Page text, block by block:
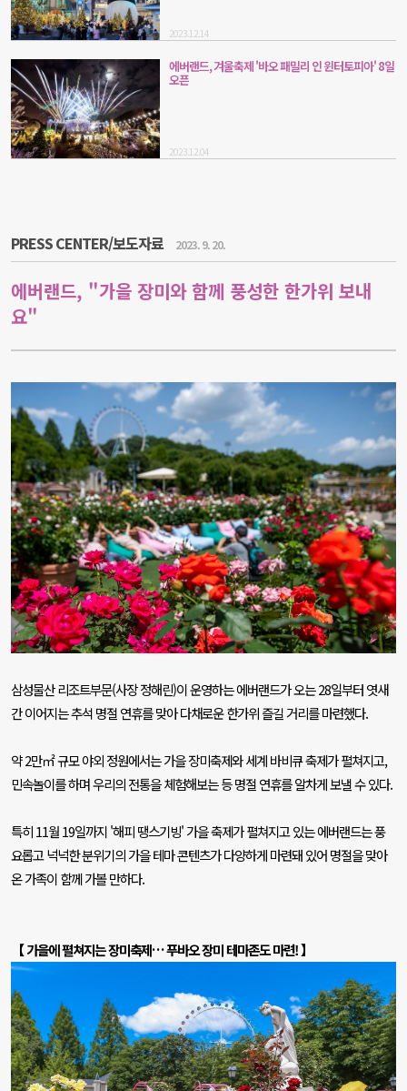
2023.12.14
에버랜드, 겨울축제 '바오 패밀리 인 윈터토피아' 8일
오픈
2023.12.04
PRESS CENTER/보도자료 2023. 9. 20.
에버랜드, "가을 장미와 함께 풍성한 한가위 보내
요"
삼성물산 리조트부문(사장 정해린)이 운영하는 에버랜드가 오는28일부터 엿새
간 이어지는 추석 명절 연휴를 맞아 다채로운 한가위 즐길 거리를 마련했다.
약2만㎡ 규모 야외 정원에서는 가을 장미축제와 세계 바비큐 축제가 펼쳐지고,
민속놀이를 하며 우리의 전통을 체험해보는 등 명절 연휴를 알차게 보낼 수 있다.
특히11월19일까지'해피 땡스기빙'가을 축제가 펼쳐지고 있는 에버랜드는 풍
요롭고 넉넉한 분위기의 가을 테마 콘텐츠가 다양하게 마련돼 있어 명절을 맞아
온 가족이 함께 가볼 만하다.
【 가을에 펼쳐지는 장미축제…푸바오 장미 테마존도 마련!】